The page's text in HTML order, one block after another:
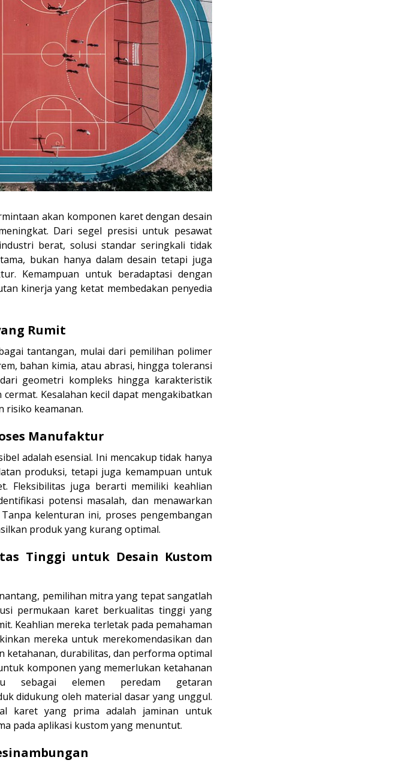
akan komponen karet dengan desain
Dari segel presisi untuk pesawat
berat, solusi standar seringkali tidak
bukan hanya dalam desain tetapi juga
Kemampuan untuk beradaptasi dengan
kinerja yang ketat membedakan penyedia
Rumit
tantangan, mulai dari pemilihan polimer
bahan kimia, atau abrasi, hingga toleransi
geometri kompleks hingga karakteristik
Kesalahan kecil dapat mengakibatkan
risiko keamanan.
Manufaktur
adalah esensial. Ini mencakup tidak hanya
produksi, tetapi juga kemampuan untuk
Fleksibilitas juga berarti memiliki keahlian
potensi masalah, dan menawarkan
kelenturan ini, proses pengembangan
produk yang kurang optimal.
Tinggi untuk Desain Kustom
pemilihan mitra yang tepat sangatlah
permukaan karet berkualitas tinggi yang
Keahlian mereka terletak pada pemahaman
mereka untuk merekomendasikan dan
ketahanan, durabilitas, dan performa optimal
komponen yang memerlukan ketahanan
sebagai elemen peredam getaran
didukung oleh material dasar yang unggul.
karet yang prima adalah jaminan untuk
pada aplikasi kustom yang menuntut.